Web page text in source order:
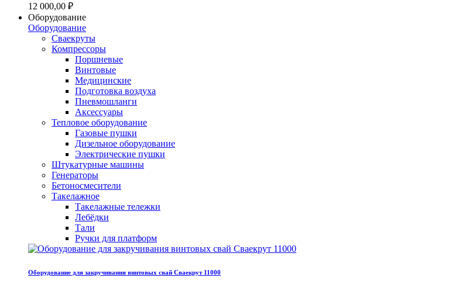
12 000,00 ₽
Оборудование
Оборудование
Сваекруты
Компрессоры
Поршневые
Винтовые
Медицинские
Подготовка воздуха
Пневмошланги
Аксессуары
Тепловое оборудование
Газовые пушки
Дизельное оборудование
Электрические пушки
Штукатурные машины
Генераторы
Бетоносмесители
Такелажное
Такелажные тележки
Лебёдки
Тали
Ручки для платформ
Оборудование для закручивания винтовых свай Сваекрут 11000